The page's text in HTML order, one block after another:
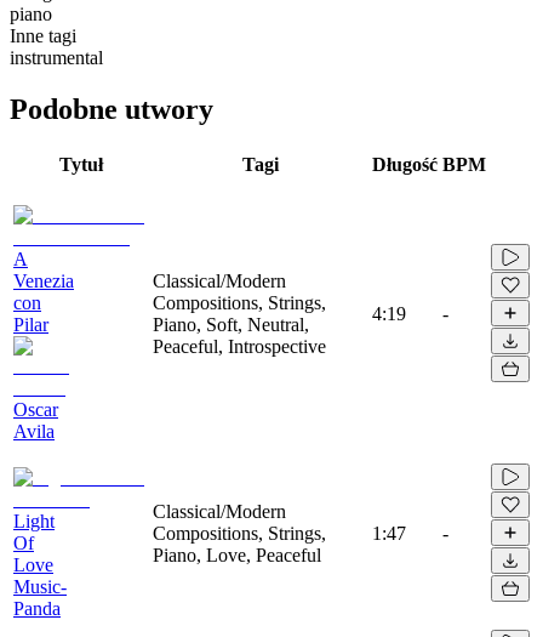
piano
Inne tagi
instrumental
Podobne utwory
Tytuł Tagi Długość BPM
A
Venezia
con
Pilar
Oscar
Avila
Classical/Modern
Compositions, Strings,
Piano, Soft, Neutral,
Peaceful, Introspective
4:19 -
Light
Of
Love
Music-
Panda
Classical/Modern
Compositions, Strings,
Piano, Love, Peaceful
1:47 -